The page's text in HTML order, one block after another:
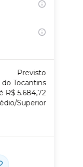
Previsto
Tocantins
R$ 5.684,72
Superior